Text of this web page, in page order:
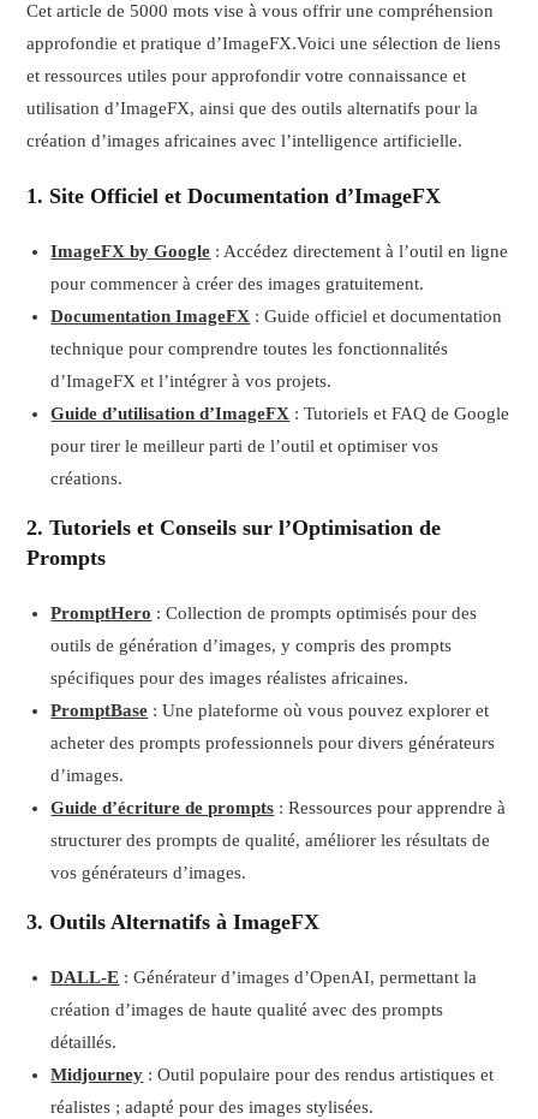
Cet article de 5000 mots vise à vous offrir une compréhension
approfondie et pratique d’ImageFX.Voici une sélection de liens
et ressources utiles pour approfondir votre connaissance et
utilisation d’ImageFX, ainsi que des outils alternatifs pour la
création d’images africaines avec l’intelligence artificielle.
1. Site Officiel et Documentation d’ImageFX
ImageFX by Google : Accédez directement à l’outil en ligne
pour commencer à créer des images gratuitement.
Documentation ImageFX : Guide officiel et documentation
technique pour comprendre toutes les fonctionnalités
d’ImageFX et l’intégrer à vos projets.
Guide d’utilisation d’ImageFX : Tutoriels et FAQ de Google
pour tirer le meilleur parti de l’outil et optimiser vos
créations.
2. Tutoriels et Conseils sur l’Optimisation de
Prompts
PromptHero : Collection de prompts optimisés pour des
outils de génération d’images, y compris des prompts
spécifiques pour des images réalistes africaines.
PromptBase : Une plateforme où vous pouvez explorer et
acheter des prompts professionnels pour divers générateurs
d’images.
Guide d’écriture de prompts : Ressources pour apprendre à
structurer des prompts de qualité, améliorer les résultats de
vos générateurs d’images.
3. Outils Alternatifs à ImageFX
DALL-E : Générateur d’images d’OpenAI, permettant la
création d’images de haute qualité avec des prompts
détaillés.
Midjourney : Outil populaire pour des rendus artistiques et
réalistes ; adapté pour des images stylisées.